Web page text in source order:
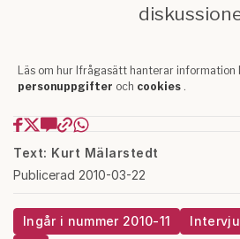
Text: Kurt Mälarstedt
Publicerad 2010-03-22
Ingår i nummer 2010-11 Intervju